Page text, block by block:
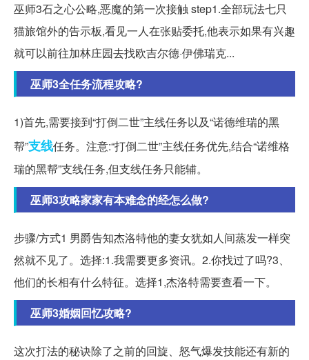
巫师3石之心公略,恶魔的第一次接触 step1.全部玩法七只
猫旅馆外的告示板,看见一人在张贴委托,他表示如果有兴趣
就可以前往加林庄园去找欧吉尔德·伊佛瑞克...
巫师3全任务流程攻略?
1)首先,需要接到“打倒二世”主线任务以及“诺德维瑞的黑
帮”支线任务。注意:“打倒二世”主线任务优先,结合“诺维格
瑞的黑帮”支线任务,但支线任务只能辅。
巫师3攻略家家有本难念的经怎么做?
步骤/方式1 男爵告知杰洛特他的妻女犹如人间蒸发一样突
然就不见了。选择:1.我需要更多资讯。2.你找过了吗?3、
他们的长相有什么特征。选择1,杰洛特需要查看一下。
巫师3婚姻回忆攻略?
这次打法的秘诀除了之前的回旋、怒气爆发技能还有新的